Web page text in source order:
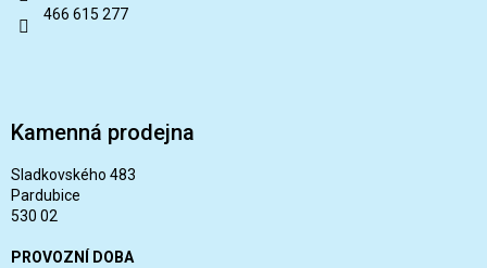
466 615 277
Kamenná prodejna
Sladkovského 483
Pardubice
530 02
PROVOZNÍ DOBA